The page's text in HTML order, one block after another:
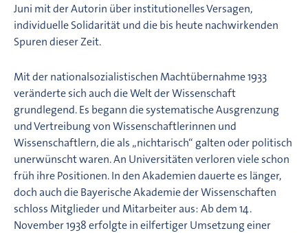
Juni mit der Autorin über institutionelles Versagen,
individuelle Solidarität und die bis heute nachwirkenden
Spuren dieser Zeit.
Mit der nationalsozialistischen Machtübernahme 1933
veränderte sich auch die Welt der Wissenschaft
grundlegend. Es begann die systematische Ausgrenzung
und Vertreibung von Wissenschaftlerinnen und
Wissenschaftlern, die als „nichtarisch“ galten oder politisch
unerwünscht waren. An Universitäten verloren viele schon
früh ihre Positionen. In den Akademien dauerte es länger,
doch auch die Bayerische Akademie der Wissenschaften
schloss Mitglieder und Mitarbeiter aus: Ab dem 14.
November 1938 erfolgte in eilfertiger Umsetzung einer